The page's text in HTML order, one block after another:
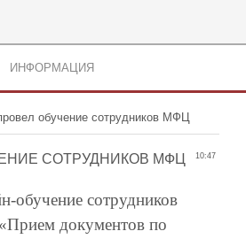
ИНФОРМАЦИЯ
обучение сотрудников МФЦ
10:47
СОТРУДНИКОВ МФЦ
обучение сотрудников
документов по